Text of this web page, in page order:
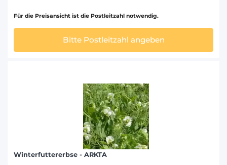
Für die Preisansicht ist die Postleitzahl notwendig.
Bitte Postleitzahl angeben
Winterfuttererbse - ARKTA